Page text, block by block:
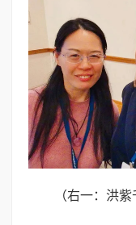
（右一：洪紫